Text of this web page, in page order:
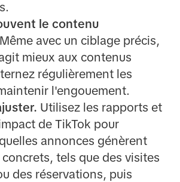
le contenu
Même avec un ciblage précis,
mieux aux contenus
régulièrement les
l'engouement.
Utilisez les rapports et
de TikTok pour
annonces génèrent
tels que des visites
des réservations, puis